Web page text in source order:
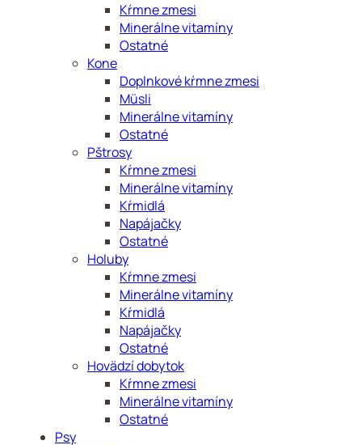
Kŕmne zmesi
Minerálne vitamíny
Ostatné
Kone
Doplnkové kŕmne zmesi
Müsli
Minerálne vitamíny
Ostatné
Pštrosy
Kŕmne zmesi
Minerálne vitamíny
Kŕmidlá
Napájačky
Ostatné
Holuby
Kŕmne zmesi
Minerálne vitamíny
Kŕmidlá
Napájačky
Ostatné
Hovädzí dobytok
Kŕmne zmesi
Minerálne vitamíny
Ostatné
Psy